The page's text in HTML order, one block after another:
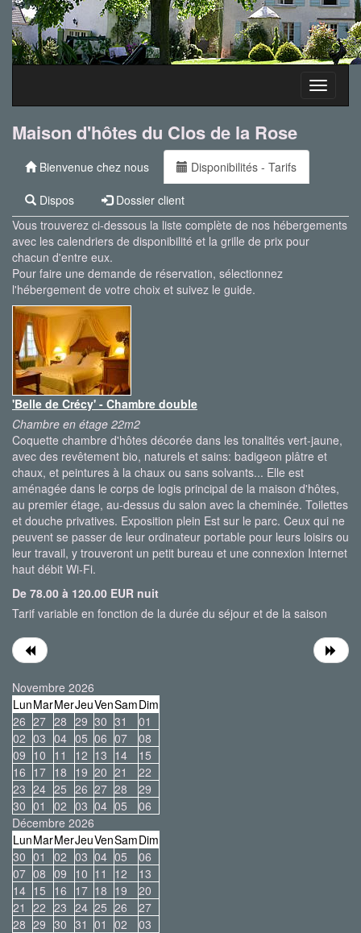
Toggle
Maison d'hôtes du Clos de la Rose
Bienvenue chez nous Disponibilités - Tarifs
Dispos
Dossier client
Vous trouverez ci-dessous la liste complète de nos hébergements
avec les calendriers de disponibilité et la grille de prix pour
chacun d'entre eux.
Pour faire une demande de réservation, sélectionnez
l'hébergement de votre choix et suivez le guide.
'Belle de Crécy' - Chambre double
Chambre en étage 22m2
Coquette chambre d'hôtes décorée dans les tonalités vert-jaune,
avec des revêtement bio, naturels et sains: badigeon plâtre et
chaux, et peintures à la chaux ou sans solvants... Elle est
aménagée dans le corps de logis principal de la maison d'hôtes,
au premier étage, au-dessus du salon avec la cheminée. Toilettes
et douche privatives. Exposition plein Est sur le parc. Ceux qui ne
peuvent se passer de leur ordinateur portable pour leurs loisirs ou
leur travail, y trouveront un petit bureau et une connexion Internet
haut débit Wi-Fi.
De 78.00 à 120.00 EUR nuit
Tarif variable en fonction de la durée du séjour et de la saison
Novembre 2026
LunMarMerJeuVenSamDim
26 27 28 29 30 31
01
02 03 04 05 06 07
08
09 10 11 12 13 14
15
16 17 18 19 20 21
22
23 24 25 26 27 28
29
30 01 02 03 04 05
06
Décembre 2026
LunMarMerJeuVenSamDim
30 01 02 03 04 05
06
07 08 09 10 11 12
13
14 15 16 17 18 19
20
21 22 23 24 25 26
27
28 29 30 31 01 02
03